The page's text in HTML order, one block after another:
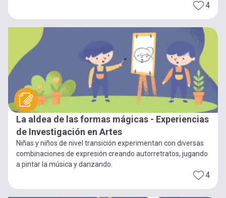
4
La aldea de las formas mágicas - Experiencias
de Investigación en Artes
Niñas y niños de nivel transición experimentan con diversas
combinaciones de expresión creando autorretratos, jugando
a pintar la música y danzando.
4